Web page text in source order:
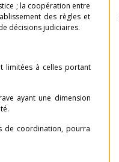
; la coopération entre
des règles et
décisions judiciaires.
limitées à celles portant
ayant une dimension
de coordination, pourra